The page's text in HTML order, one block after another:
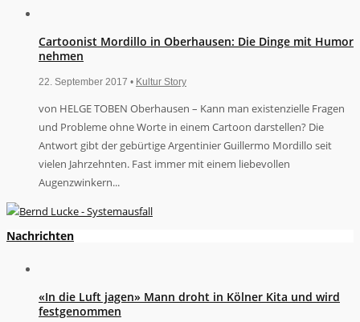
Cartoonist Mordillo in Oberhausen: Die Dinge mit Humor
nehmen
22. September 2017 • Kultur Story
von HELGE TOBEN Oberhausen – Kann man existenzielle Fragen
und Probleme ohne Worte in einem Cartoon darstellen? Die
Antwort gibt der gebürtige Argentinier Guillermo Mordillo seit
vielen Jahrzehnten. Fast immer mit einem liebevollen
Augenzwinkern...
Nachrichten
«In die Luft jagen» Mann droht in Kölner Kita und wird
festgenommen